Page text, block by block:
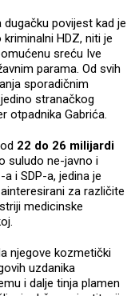
povijest kad je
HDZ, niti je
sreću Ive
parama. Od svih
sporadičnim
stranačkog
otpadnika Gabrića.
22 do 26 milijardi
suludo ne-javno i
i SDP-a, jedina je
za različite
medicinske
njegove kozmetički
uzdanika
i dalje tinja plamen